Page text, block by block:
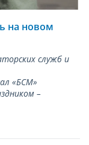
на новом
служб и
«БСМ»
–